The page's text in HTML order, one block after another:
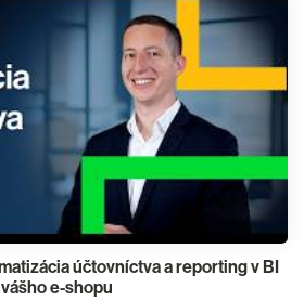
účtovníctva a reporting v BI
e-shopu